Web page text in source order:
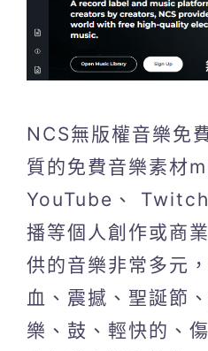
NCS無版權音樂免
質的免費音樂素材
YouTube、
播等個人創作或商
供的音樂非常多元
血、震撼、聖誕節
樂、鼓、輕快的、